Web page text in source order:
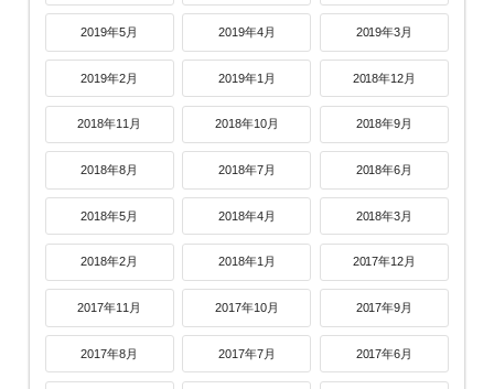
2019年5月 2019年4月 2019年3月
2019年2月 2019年1月 2018年12月
2018年11月 2018年10月 2018年9月
2018年8月 2018年7月 2018年6月
2018年5月 2018年4月 2018年3月
2018年2月 2018年1月 2017年12月
2017年11月 2017年10月 2017年9月
2017年8月 2017年7月 2017年6月